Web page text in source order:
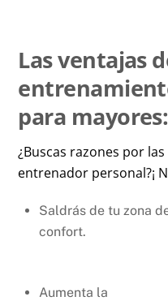
Las ventajas
para mayores:
¿Buscas razones por
entrenador personal?¡
Saldrás de tu zona
confort.
Aumenta la